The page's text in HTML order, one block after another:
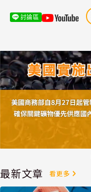
討論區
最新文章 看更多